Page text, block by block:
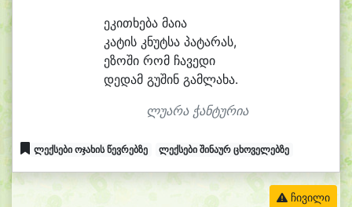
ეკითხება მაია
კატის კნუტსა პატარას,
ეზოში რომ ჩავედი
დედამ გუშინ გამლახა.
ლუარა ჭანტურია
ლექსები ოჯახის წევრებზე ლექსები შინაურ ცხოველებზე
ჩივილი